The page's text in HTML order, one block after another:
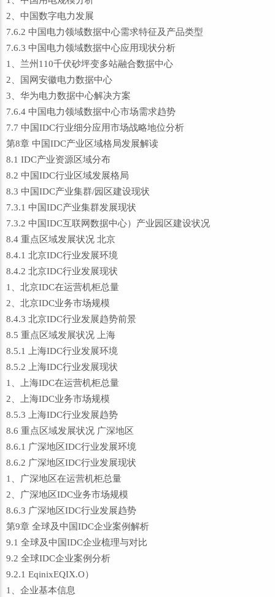
2、中国数字电力发展
7.6.2 中国电力领域数据中心需求特征及产品类型
7.6.3 中国电力领域数据中心应用现状分析
1、兰州110千伏砂坪变多站融合数据中心
2、国网安徽电力数据中心
3、华为电力数据中心解决方案
7.6.4 中国电力领域数据中心市场需求趋势
7.7 中国IDC行业细分应用市场战略地位分析
第8章 中国IDC产业区域格局发展解读
8.1 IDC产业资源区域分布
8.2 中国IDC行业区域发展格局
8.3 中国IDC产业集群/园区建设现状
7.3.1 中国IDC产业集群发展现状
7.3.2 中国IDC互联网数据中心）产业园区建设状况
8.4 重点区域发展状况 北京
8.4.1 北京IDC行业发展环境
8.4.2 北京IDC行业发展现状
1、北京IDC在运营机柜总量
2、北京IDC业务市场规模
8.4.3 北京IDC行业发展趋势前景
8.5 重点区域发展状况 上海
8.5.1 上海IDC行业发展环境
8.5.2 上海IDC行业发展现状
1、上海IDC在运营机柜总量
2、上海IDC业务市场规模
8.5.3 上海IDC行业发展趋势
8.6 重点区域发展状况 广深地区
8.6.1 广深地区IDC行业发展环境
8.6.2 广深地区IDC行业发展现状
1、广深地区在运营机柜总量
2、广深地区IDC业务市场规模
8.6.3 广深地区IDC行业发展趋势
第9章 全球及中国IDC企业案例解析
9.1 全球及中国IDC企业梳理与对比
9.2 全球IDC企业案例分析
9.2.1 EqinixEQIX.O）
1、企业基本信息